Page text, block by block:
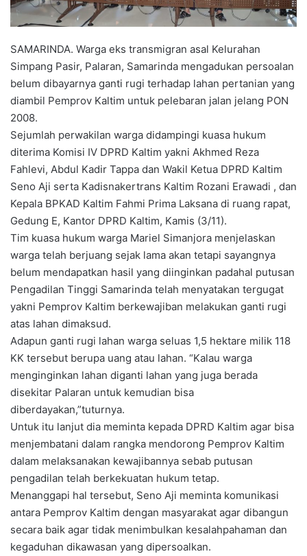
SAMARINDA. Warga eks transmigran asal Kelurahan
Simpang Pasir, Palaran, Samarinda mengadukan persoalan
belum dibayarnya ganti rugi terhadap lahan pertanian yang
diambil Pemprov Kaltim untuk pelebaran jalan jelang PON
2008.
Sejumlah perwakilan warga didampingi kuasa hukum
diterima Komisi IV DPRD Kaltim yakni Akhmed Reza
Fahlevi, Abdul Kadir Tappa dan Wakil Ketua DPRD Kaltim
Seno Aji serta Kadisnakertrans Kaltim Rozani Erawadi , dan
Kepala BPKAD Kaltim Fahmi Prima Laksana di ruang rapat,
Gedung E, Kantor DPRD Kaltim, Kamis (3/11).
Tim kuasa hukum warga Mariel Simanjora menjelaskan
warga telah berjuang sejak lama akan tetapi sayangnya
belum mendapatkan hasil yang diinginkan padahal putusan
Pengadilan Tinggi Samarinda telah menyatakan tergugat
yakni Pemprov Kaltim berkewajiban melakukan ganti rugi
atas lahan dimaksud.
Adapun ganti rugi lahan warga seluas 1,5 hektare milik 118
KK tersebut berupa uang atau lahan. “Kalau warga
menginginkan lahan diganti lahan yang juga berada
disekitar Palaran untuk kemudian bisa
diberdayakan,”tuturnya.
Untuk itu lanjut dia meminta kepada DPRD Kaltim agar bisa
menjembatani dalam rangka mendorong Pemprov Kaltim
dalam melaksanakan kewajibannya sebab putusan
pengadilan telah berkekuatan hukum tetap.
Menanggapi hal tersebut, Seno Aji meminta komunikasi
antara Pemprov Kaltim dengan masyarakat agar dibangun
secara baik agar tidak menimbulkan kesalahpahaman dan
kegaduhan dikawasan yang dipersoalkan.